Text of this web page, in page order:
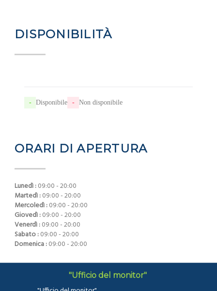
DISPONIBILITÀ
- Disponibile - Non disponibile
ORARI DI APERTURA
Lunedì :09:00 - 20:00
Martedì :09:00 - 20:00
Mercoledì :09:00 - 20:00
Giovedì :09:00 - 20:00
Venerdì :09:00 - 20:00
Sabato :09:00 - 20:00
Domenica :09:00 - 20:00
"Ufficio del monitor"